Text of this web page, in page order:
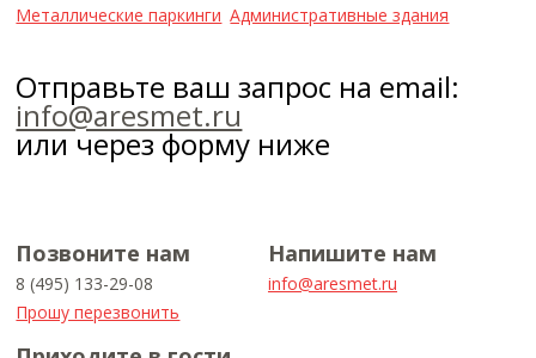
Металлические паркинги Административные здания
Отправьте ваш запрос на email:
info@aresmet.ru
или через форму ниже
Позвоните нам
8 (495) 133-29-08
Прошу перезвонить
Напишите нам
info@aresmet.ru